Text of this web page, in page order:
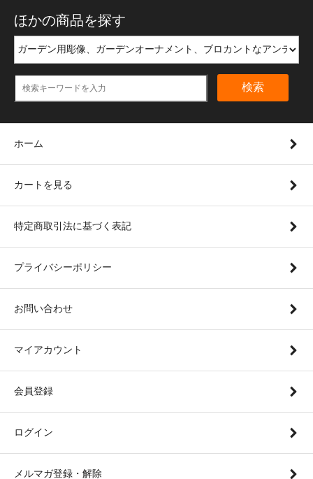
ほかの商品を探す
検索
ホーム
カートを見る
特定商取引法に基づく表記
プライバシーポリシー
お問い合わせ
マイアカウント
会員登録
ログイン
メルマガ登録・解除